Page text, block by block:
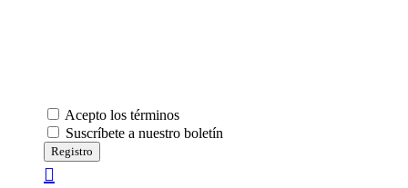
Acepto los términos
Suscríbete a nuestro boletín
Registro